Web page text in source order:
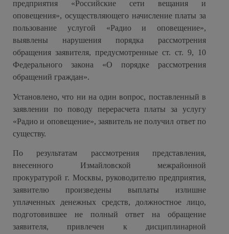
предприятия «Российские сети вещания и
оповещения», осуществляющего начисление платы за
пользование услугой «Радио и оповещение»,
выявлены нарушения порядка рассмотрения
обращения заявителя, предусмотренные ст. ст. 9, 10
Федерального закона «О порядке рассмотрения
обращений граждан».
Установлено, что ни на один вопрос, поставленный в
заявлении по поводу перерасчета платы за услугу
«Радио и оповещение», заявитель не получил ответ по
существу.
По результатам рассмотрения представления,
внесенного Измайловской межрайонной
прокуратурой г. Москвы, руководителю предприятия,
заявителю произведены выплаты излишне
уплаченных денежных средств, должностное лицо,
подготовившее не полный ответ на обращение
заявителя, привлечен к дисциплинарной